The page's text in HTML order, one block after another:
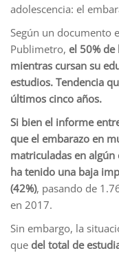
adolescencia: el
Según un documento
Publimetro, el 50%
mientras cursan su
estudios. Tendencia
últimos cinco años.
Si bien el informe
que el embarazo en
matriculadas en algún
ha tenido una baja
(42%), pasando de
en 2017.
Sin embargo, la
que del total de